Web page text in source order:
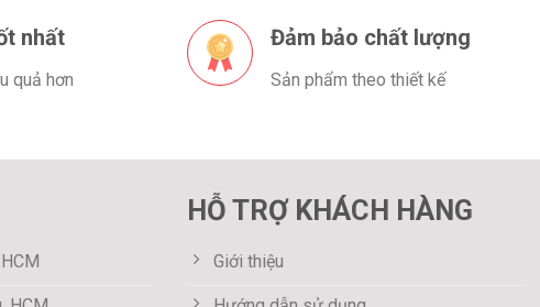
nhất
quả hơn
Đảm bảo chất lượng
Sản phẩm theo thiết kế
HỖ TRỢ KHÁCH HÀNG
Giới thiệu